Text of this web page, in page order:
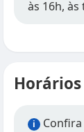
às 16h, às
Horários
i